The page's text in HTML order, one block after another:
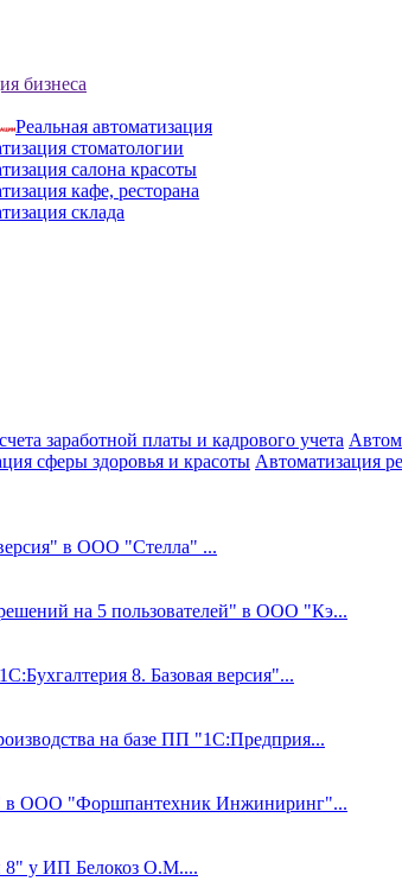
бизнеса
Реальная автоматизация
стоматологии
салона красоты
кафе, ресторана
склада
заработной платы и кадрового учета
сферы здоровья и красоты Автоматизация
в ООО "Стелла" ...
на 5 пользователей" в ООО "Кэ...
8. Базовая версия"...
на базе ПП "1С:Предприя...
в ООО "Форшпантехник Инжиниринг"...
8" у ИП Белокоз О.М....